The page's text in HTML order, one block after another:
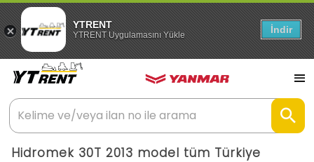
YTRENT
YTRENT Uygulamasını Yükle İndir
Hidromek 30T 2013 model tüm Türkiye